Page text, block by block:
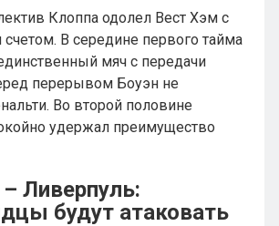
Клоппа одолел Вест Хэм с
В середине первого тайма
мяч с передачи
перерывом Боуэн не
Во второй половине
удержал преимущество
Ливерпуль:
будут атаковать